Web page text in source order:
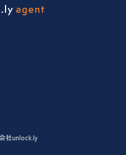
社unlock.ly